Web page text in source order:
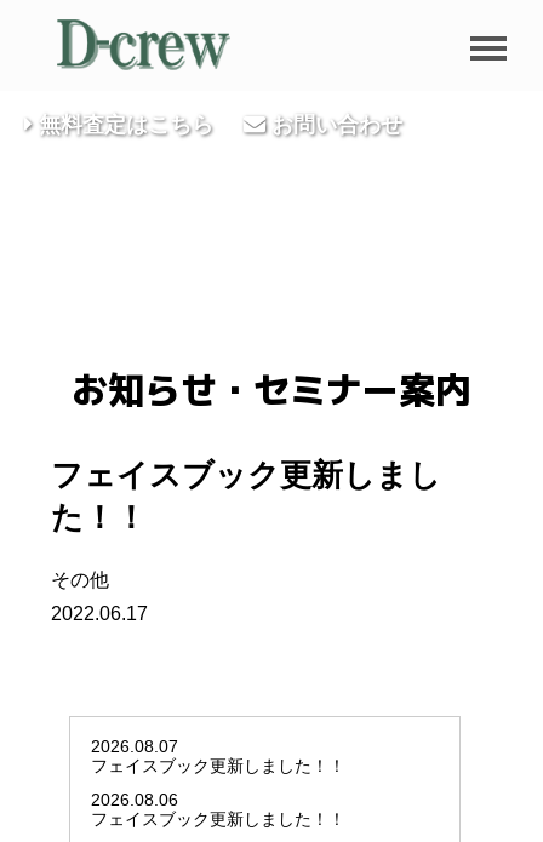
無料査定はこちら お問い合わせ
お知らせ・セミナー案内
フェイスブック更新しまし
た！！
その他
2022.06.17
2026.08.07
フェイスブック更新しました！！
2026.08.06
フェイスブック更新しました！！